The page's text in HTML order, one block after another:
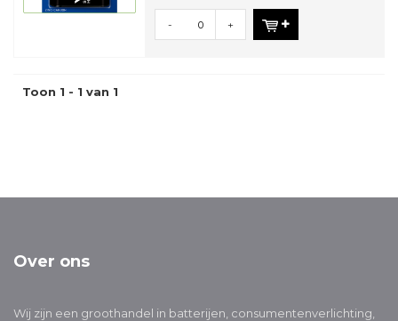
- +
Toon 1 - 1 van 1
Over ons
Wij zijn een groothandel in batterijen, consumentenverlichting,